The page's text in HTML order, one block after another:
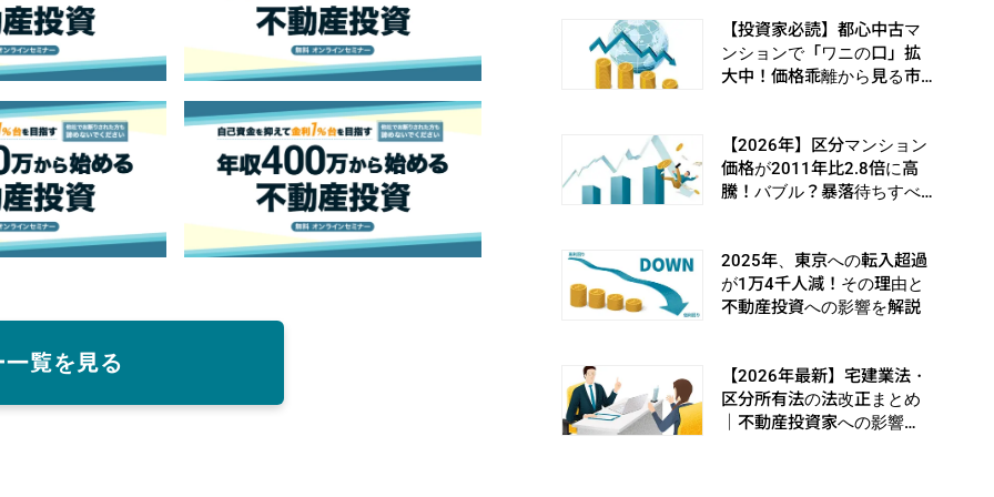
覧を見る
【投資家必読】都心中古マ
ンションで「ワニの口」拡
大中！価格乖離から見る市
【2026年】区分マンション
価格が2011年比2.8倍に高
騰！バブル？暴落待ちすべ
2025年、東京への転入超過
が1万4千人減！その理由と
不動産投資への影響を解説
【2026年最新】宅建業法・
区分所有法の法改正まとめ
｜不動産投資家への影響